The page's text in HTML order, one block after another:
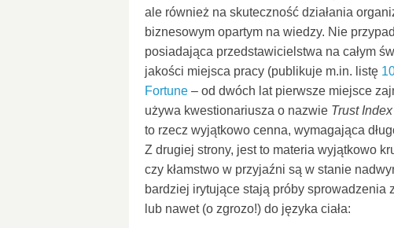
ale również na skuteczność działania
biznesowym opartym na wiedzy. Nie
posiadająca przedstawicielstwa na całym
jakości miejsca pracy (publikuje m.in. listę
Fortune – od dwóch lat pierwsze miejsce
używa kwestionariusza o nazwie Trust Index
to rzecz wyjątkowo cenna, wymagająca
Z drugiej strony, jest to materia wyjątkowo
czy kłamstwo w przyjaźni są w stanie
bardziej irytujące stają próby sprowadzenia
lub nawet (o zgrozo!) do języka ciała: